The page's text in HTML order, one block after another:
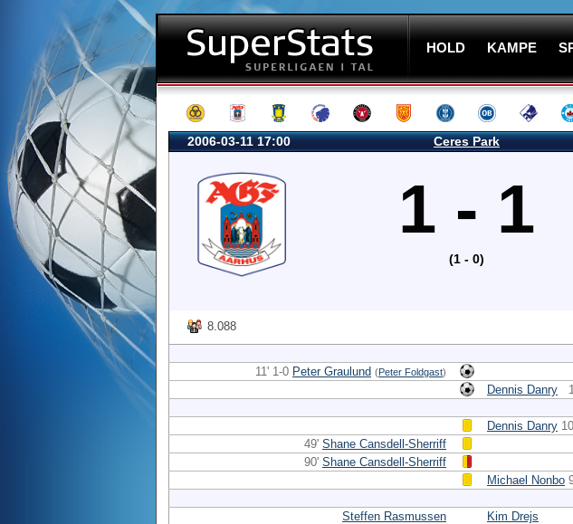
HOLD KAMPE
2006-03-11 17:00 Ceres Park
1 - 1
(1 - 0)
8.088
11' 1-0 Peter Graulund (Peter Foldgast)
Dennis Danry
Dennis Danry
49' Shane Cansdell-Sherriff
90' Shane Cansdell-Sherriff
Michael Nonbo
Steffen Rasmussen
Kim Drejs